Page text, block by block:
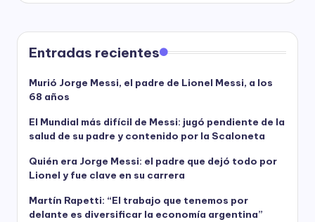
Entradas recientes
Murió Jorge Messi, el padre de Lionel Messi, a los
68 años
El Mundial más difícil de Messi: jugó pendiente de la
salud de su padre y contenido por la Scaloneta
Quién era Jorge Messi: el padre que dejó todo por
Lionel y fue clave en su carrera
Martín Rapetti: “El trabajo que tenemos por
delante es diversificar la economía argentina”